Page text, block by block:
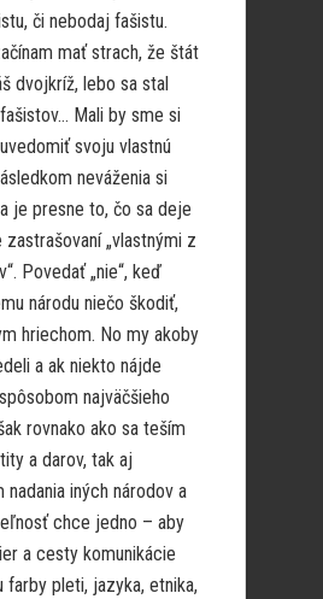
či nebodaj fašistu.
mať strach, že štát
dvojkríž, lebo sa stal
Mali by sme si
svoju vlastnú
neváženia si
je presne to, čo sa deje
„vlastnými z
Povedať „nie“, keď
národu niečo škodiť,
hriechom. No my akoby
a ak niekto nájde
najväčšieho
rovnako ako sa teším
a darov, tak aj
iných národov a
chce jedno – aby
a cesty komunikácie
farby pleti, jazyka, etnika,